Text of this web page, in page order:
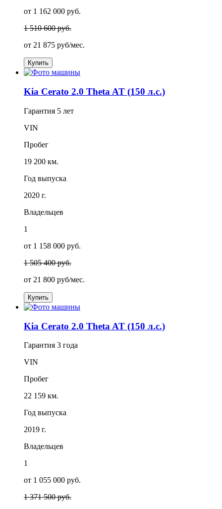
от 1 162 000 руб.
1 510 600 руб.
от 21 875 руб/мес.
Купить
Kia Cerato 2.0 Theta AT (150 л.с.)
Гарантия 5 лет
VIN
Пробег
19 200 км.
Год выпуска
2020 г.
Владельцев
1
от 1 158 000 руб.
1 505 400 руб.
от 21 800 руб/мес.
Купить
Kia Cerato 2.0 Theta AT (150 л.с.)
Гарантия 3 года
VIN
Пробег
22 159 км.
Год выпуска
2019 г.
Владельцев
1
от 1 055 000 руб.
1 371 500 руб.